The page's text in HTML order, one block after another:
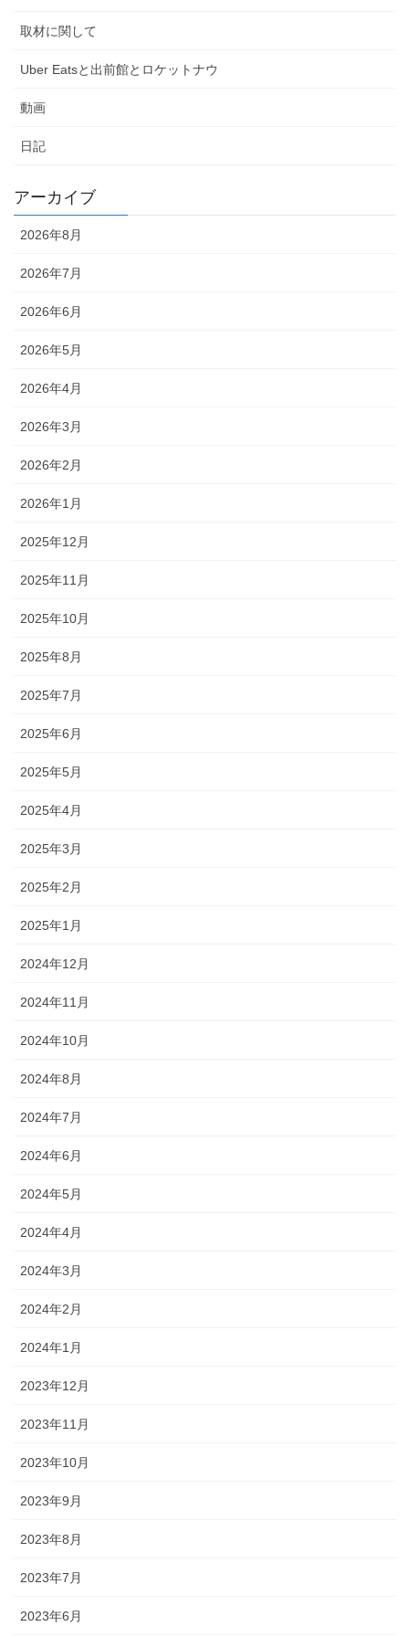
取材に関して
Uber Eatsと出前館とロケットナウ
動画
日記
アーカイブ
2026年8月
2026年7月
2026年6月
2026年5月
2026年4月
2026年3月
2026年2月
2026年1月
2025年12月
2025年11月
2025年10月
2025年8月
2025年7月
2025年6月
2025年5月
2025年4月
2025年3月
2025年2月
2025年1月
2024年12月
2024年11月
2024年10月
2024年8月
2024年7月
2024年6月
2024年5月
2024年4月
2024年3月
2024年2月
2024年1月
2023年12月
2023年11月
2023年10月
2023年9月
2023年8月
2023年7月
2023年6月